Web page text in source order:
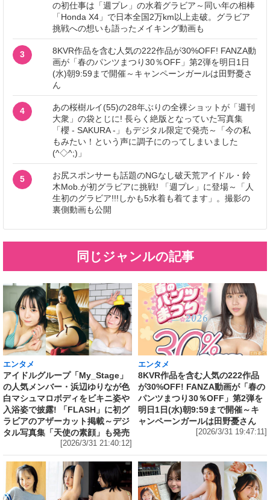
の初仕事は「週プレ」の水着グラビア～同い年の相棒
「Honda X4」で日本全国2万km以上走破。グラビア
挑戦への想いも語ったメイキング動画も
3
8KVR作品を含む人気の222作品が30%OFF! FANZA動
画が「春のパンツまつり30％OFF」第2弾を明日1日
(水)朝9:59まで開催～キャンペーンガールは田野憂さ
ん
4
あの桜樹ルイ(55)の28年ぶりの全裸ショットが「週刊
大衆」の袋とじに! 長らく絶版となっていた写真集
「櫻 - SAKURA -」もデジタル限定で発売～「今の私
もみたい！という声に調子にのってしまいました
(^◇^;)」
5
お尻スポンサーも話題のNGなし破天荒アイドル・鈴
木Mob.が初グラビアに挑戦! 「週プレ」に登場～「人
生初のグラビア!!!しかも5水着も着てます」。撮影の
裏側動画も公開
同じジャンルの記事
エンタメ
アイドルグループ「My_Stage」
の人気メンバー・浜辺ゆりなが色
白マシュマロボディをビキニ姿や
入浴姿で披露! 「FLASH」に初グ
ラビアのアザーカット掲載～デジ
タル写真集「天使の素顔」も発売
[2026/3/31 21:40:12]
エンタメ
8KVR作品を含む人気の222作品
が30%OFF! FANZA動画が「春の
パンツまつり30％OFF」第2弾を
明日1日(水)朝9:59まで開催～キ
ャンペーンガールは田野憂さん
[2026/3/31 19:47:11]